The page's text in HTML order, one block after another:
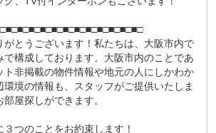
がとうございます！私たちは、大阪市内で
で構成しております。大阪市内のことであ
ト非掲載の物件情報や地元の人にしかわか
環境の情報も、スタッフがご提供いたしま
屋探しができます。
つのことをお約束します！